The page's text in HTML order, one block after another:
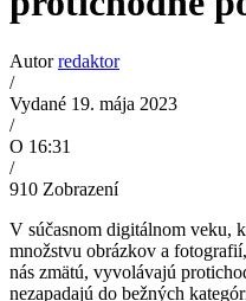
Autorredaktor
/
Vydané 19. mája 2023
/
O 16:31
/
910 Zobrazení
V súčasnom digitálnom veku,
množstvu obrázkov a
nás zmätú, vyvolávajú
nezapadajú do bežných